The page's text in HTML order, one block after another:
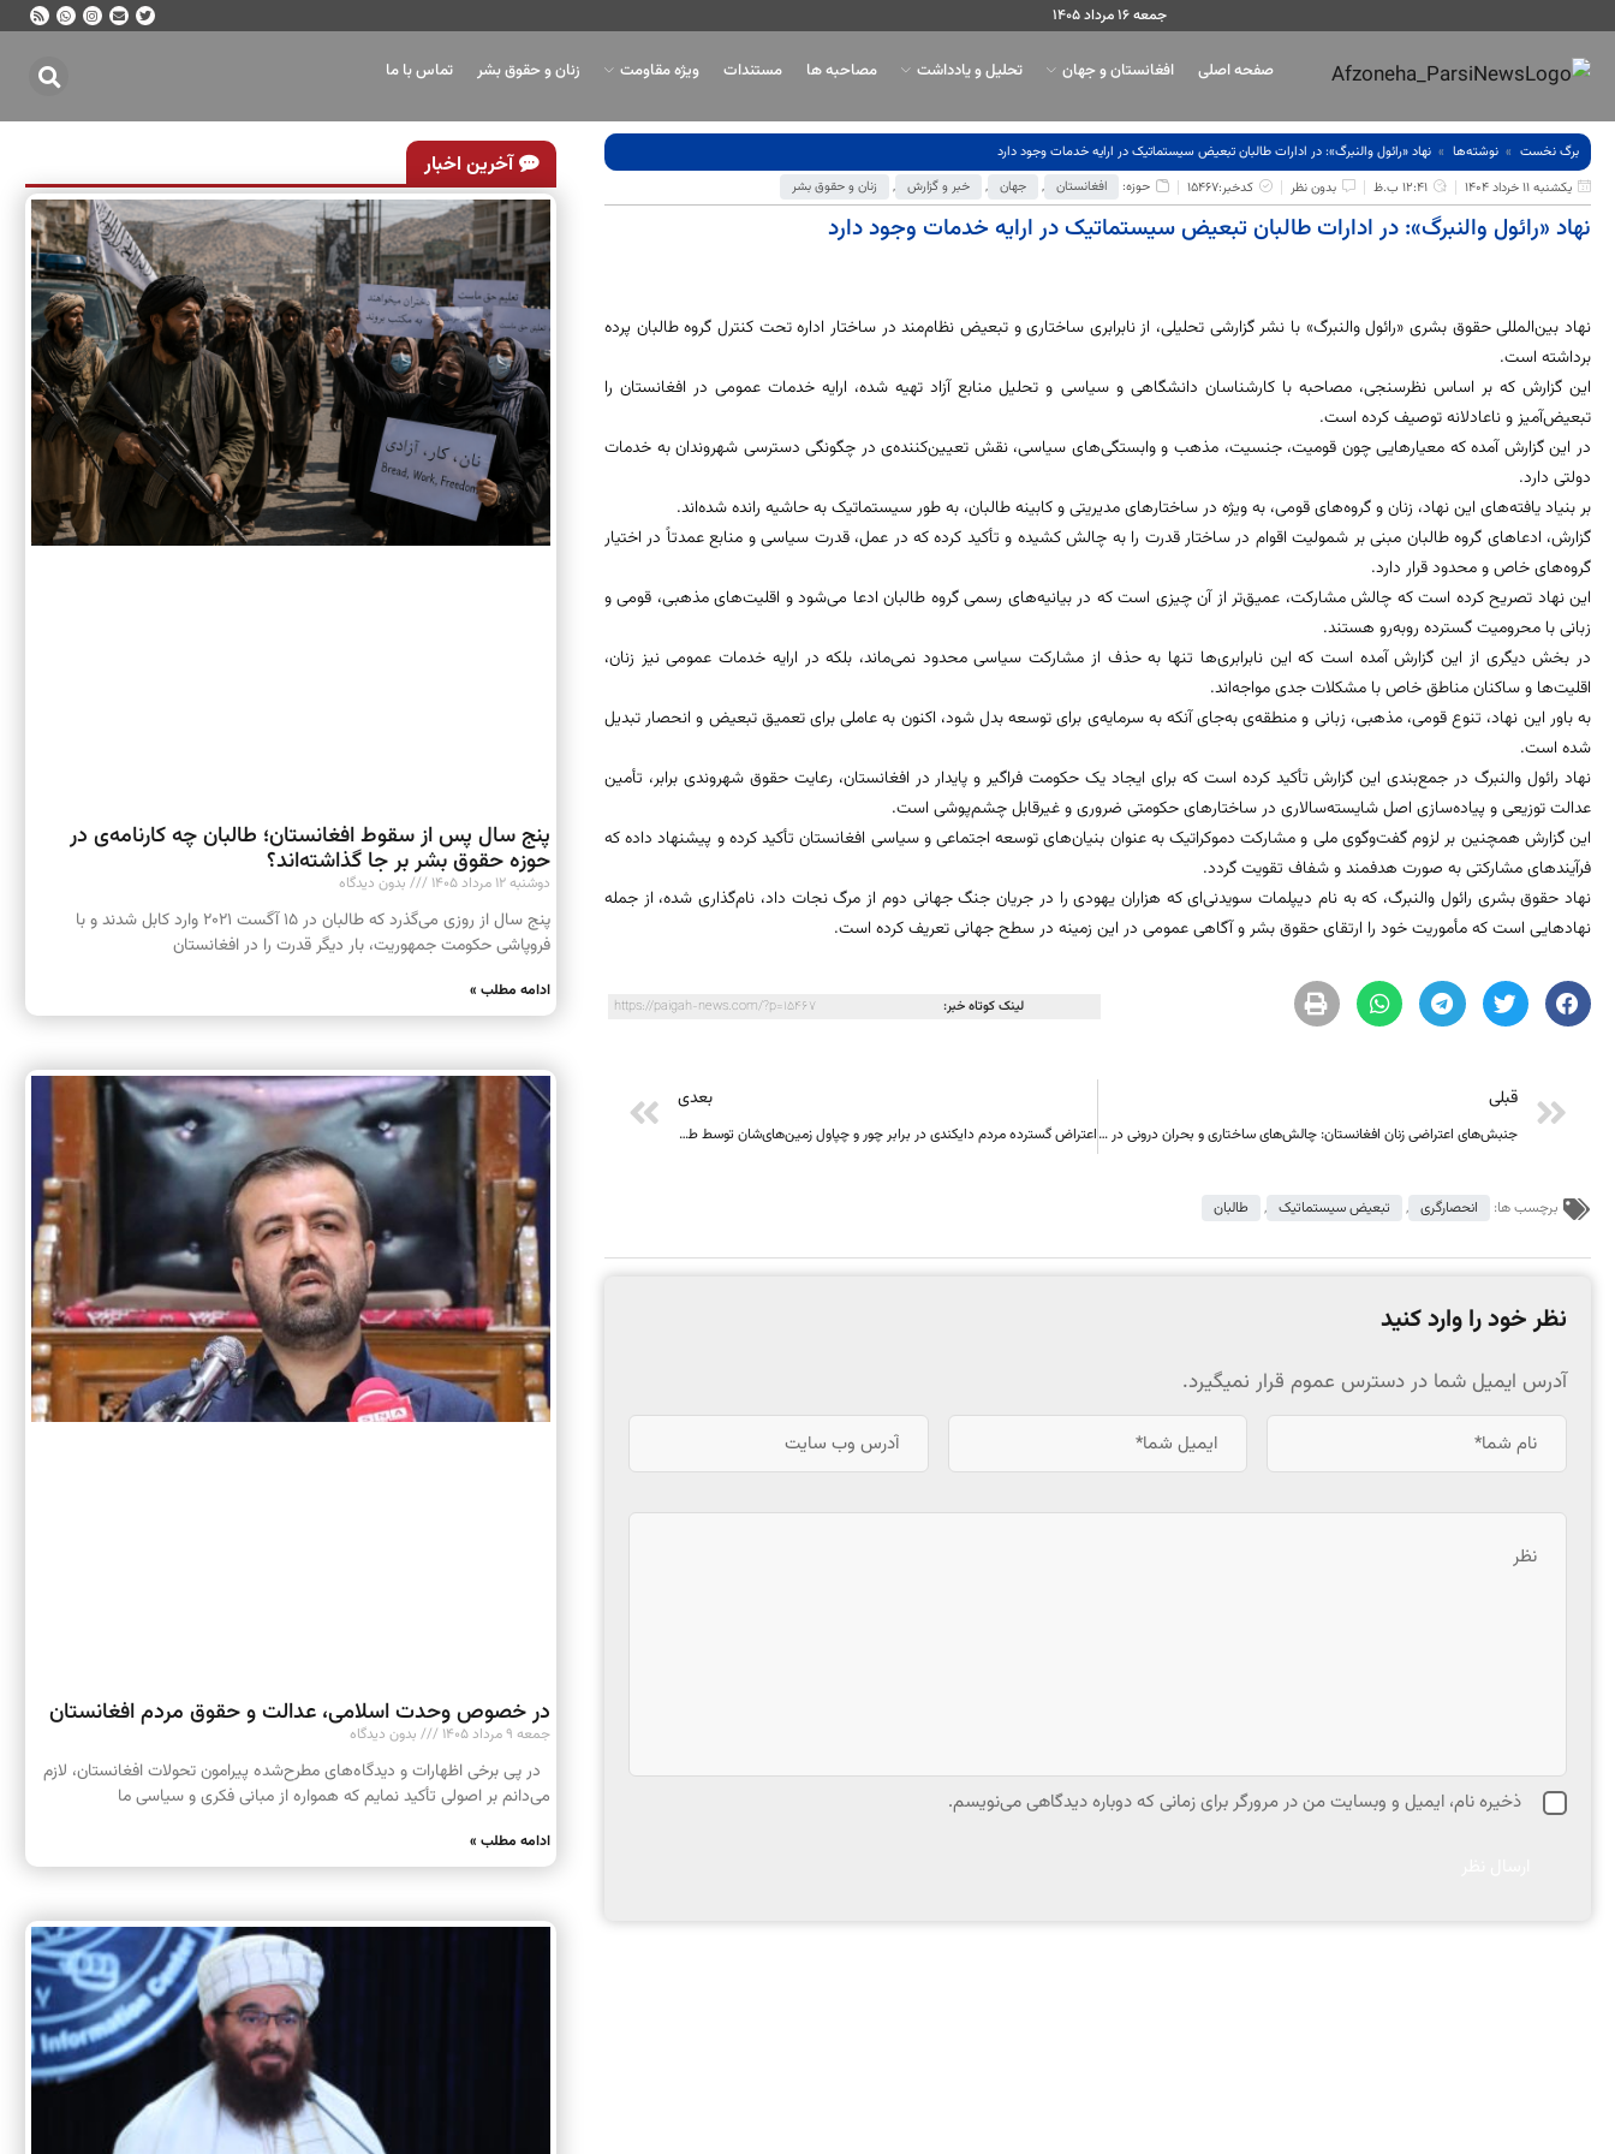
جمعه ۱۶ مرداد ۱۴۰۵
صفحه اصلی افغانستان و جهان تحلیل و یادداشت مصاحبه ها مستندات ویژه مقاومت زنان و حقوق بشر تماس با ما
برگ نخست نوشته‌ها
نهاد «رائول والنبرگ»: در ادارات طالبان تبعیض سیستماتیک در ارایه خدمات وجود دارد
یکشنبه 11 خرداد 1404
12:41 ب.ظ بدون نظر کدخبر:15467 حوزه: افغانستان , جهان , خبر و گزارش , زنان و حقوق بشر
نهاد «رائول والنبرگ»: در ادارات طالبان تبعیض سیستماتیک در ارایه خدمات وجود دارد
نهاد بین‌المللی حقوق بشری «رائول والنبرگ» با نشر گزارشی تحلیلی، از نابرابری ساختاری و تبعیض نظام‌مند در ساختار اداره تحت کنترل گروه طالبان پرده
برداشته است.
این گزارش که بر اساس نظرسنجی، مصاحبه با کارشناسان دانشگاهی و سیاسی و تحلیل منابع آزاد تهیه شده، ارایه خدمات عمومی در افغانستان را
تبعیض‌آمیز و ناعادلانه توصیف کرده است.
در این گزارش آمده که معیارهایی چون قومیت، جنسیت، مذهب و وابستگی‌های سیاسی، نقش تعیین‌کننده‌ی در چگونگی دسترسی شهروندان به خدمات
دولتی دارد.
بر بنیاد یافته‌های این نهاد، زنان و گروه‌های قومی، به ویژه در ساختارهای مدیریتی و کابینه طالبان، به طور سیستماتیک به حاشیه رانده شده‌اند.
گزارش، ادعاهای گروه طالبان مبنی بر شمولیت اقوام در ساختار قدرت را به چالش کشیده و تأکید کرده که در عمل، قدرت سیاسی و منابع عمدتاً در اختیار
گروه‌های خاص و محدود قرار دارد.
این نهاد تصریح کرده است که چالش مشارکت، عمیق‌تر از آن چیزی است که در بیانیه‌های رسمی گروه طالبان ادعا می‌شود و اقلیت‌های مذهبی، قومی و
زبانی با محرومیت گسترده روبه‌رو هستند.
در بخش دیگری از این گزارش آمده است که این نابرابری‌ها تنها به حذف از مشارکت سیاسی محدود نمی‌ماند، بلکه در ارایه خدمات عمومی نیز زنان،
اقلیت‌ها و ساکنان مناطق خاص با مشکلات جدی مواجه‌اند.
به باور این نهاد، تنوع قومی، مذهبی، زبانی و منطقه‌ی به‌جای آنکه به سرمایه‌ی برای توسعه بدل شود، اکنون به عاملی برای تعمیق تبعیض و انحصار تبدیل
شده است.
نهاد رائول والنبرگ در جمع‌بندی این گزارش تأکید کرده است که برای ایجاد یک حکومت فراگیر و پایدار در افغانستان، رعایت حقوق شهروندی برابر، تأمین
عدالت توزیعی و پیاده‌سازی اصل شایسته‌سالاری در ساختارهای حکومتی ضروری و غیرقابل چشم‌پوشی است.
این گزارش همچنین بر لزوم گفت‌وگوی ملی و مشارکت دموکراتیک به عنوان بنیان‌های توسعه اجتماعی و سیاسی افغانستان تأکید کرده و پیشنهاد داده که
فرآیندهای مشارکتی به صورت هدفمند و شفاف تقویت گردد.
نهاد حقوق بشری رائول والنبرگ، که به نام دیپلمات سویدنی‌ای که هزاران یهودی را در جریان جنگ جهانی دوم از مرگ نجات داد، نام‌گذاری شده، از جمله
نهادهایی است که مأموریت خود را ارتقای حقوق بشر و آگاهی عمومی در این زمینه در سطح جهانی تعریف کرده است.
لینک کوتاه خبر: https://paigah-news.com/?p=15467
قبلی
جنبش‌های اعتراضی زنان افغانستان: چالش‌های ساختاری و بحران درونی در مبارزات زنان علیه بنیادگراترین رژیم جهان
بعدی
اعتراض گسترده مردم دایکندی در برابر چور و چپاول زمین‌های‌شان توسط طالبان
برچسب ها: انحصارگری , تبعیض سیستماتیک , طالبان
نظر خود را وارد کنید
آدرس ایمیل شما در دسترس عموم قرار نمیگیرد.
ذخیره نام، ایمیل و وبسایت من در مرورگر برای زمانی که دوباره دیدگاهی می‌نویسم.
آخرین اخبار
پنج سال پس از سقوط افغانستان؛ طالبان چه کارنامه‌ی در
حوزه حقوق بشر بر جا گذاشته‌اند؟
دوشنبه ۱۲ مرداد ۱۴۰۵ بدون دیدگاه
پنج سال از روزی می‌گذرد که طالبان در ۱۵ آگست ۲۰۲۱ وارد کابل شدند و با
فروپاشی حکومت جمهوریت، بار دیگر قدرت را در افغانستان
ادامه مطلب »
در خصوص وحدت اسلامی، عدالت و حقوق مردم افغانستان
جمعه ۹ مرداد ۱۴۰۵ بدون دیدگاه
در پی برخی اظهارات و دیدگاه‌های مطرح‌شده پیرامون تحولات افغانستان، لازم
می‌دانم بر اصولی تأکید نمایم که همواره از مبانی فکری و سیاسی ما
ادامه مطلب »